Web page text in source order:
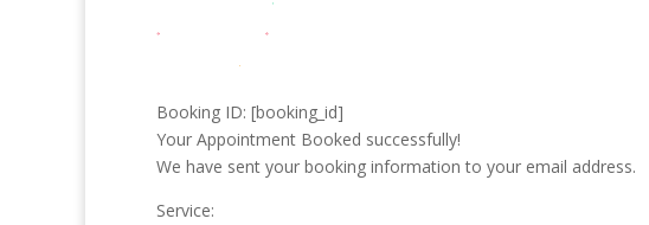
Booking ID: [booking_id]
Your Appointment Booked successfully!
We have sent your booking information to your email address.
Service: